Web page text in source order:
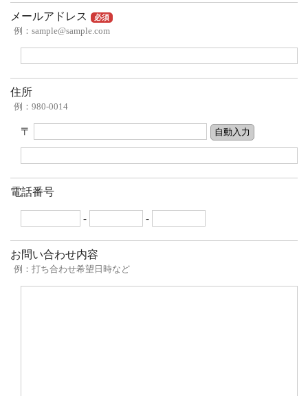
メールアドレス 必須
例：sample@sample.com
住所
例：980-0014
〒
電話番号
- -
お問い合わせ内容
例：打ち合わせ希望日時など